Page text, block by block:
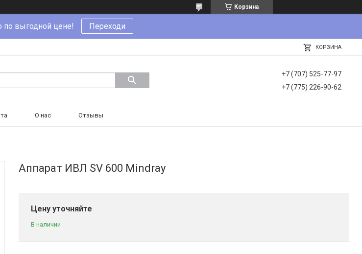
Корзина
по выгодной цене! Переходи
КОРЗИНА
+7 (707) 525-77-97
+7 (775) 226-90-62
О нас Отзывы
Аппарат ИВЛ SV 600 Mindray
Цену уточняйте
В наличии